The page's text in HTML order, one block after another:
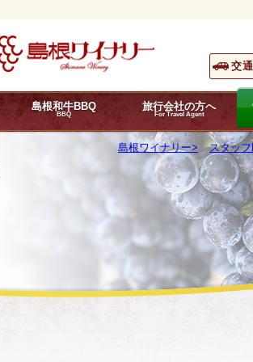
交
島根和牛BBQ
BBQ
旅行会社の方へ
For Travel Agent
島根ワイナリー スタッ